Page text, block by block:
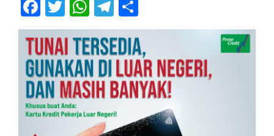
Facebook
Twitter
WhatsApp
Telegram